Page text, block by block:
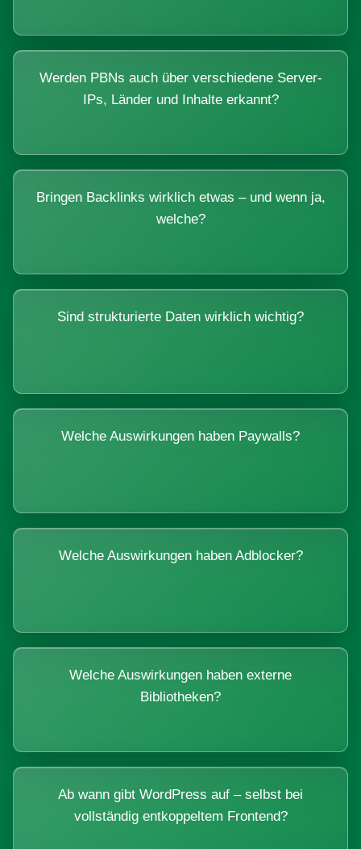
Werden PBNs auch über verschiedene Server-
IPs, Länder und Inhalte erkannt?
Bringen Backlinks wirklich etwas – und wenn ja,
welche?
Sind strukturierte Daten wirklich wichtig?
Welche Auswirkungen haben Paywalls?
Welche Auswirkungen haben Adblocker?
Welche Auswirkungen haben externe
Bibliotheken?
Ab wann gibt WordPress auf – selbst bei
vollständig entkoppeltem Frontend?